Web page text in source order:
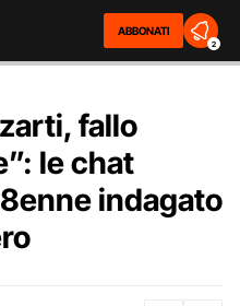
ABBONATI
2
fallo
le chat
indagato